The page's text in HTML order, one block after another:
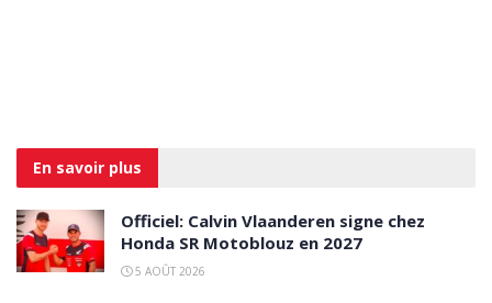
En savoir plus
Officiel: Calvin Vlaanderen signe chez
Honda SR Motoblouz en 2027
5 AOÛT 2026